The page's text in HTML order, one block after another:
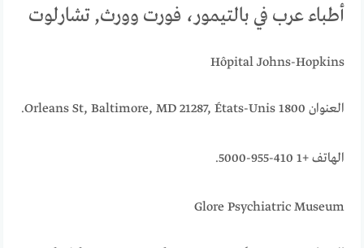
أطباء عرب في بالتيمور، فورت وورث, تشارلوت
Hôpital Johns-Hopkins
العنوان 1800 Orleans St, Baltimore, MD 21287, États-Unis.
الهاتف +1 410-955-5000.
Glore Psychiatric Museum